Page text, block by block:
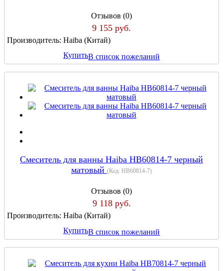
Отзывов (0)
9 155 руб.
Производитель: Haiba (Китай)
КупитьВ список пожеланий
Cмеситель для ванны Haiba HB60814-7 черный
матовый (Код: HB60814-7)
Отзывов (0)
9 118 руб.
Производитель: Haiba (Китай)
КупитьВ список пожеланий